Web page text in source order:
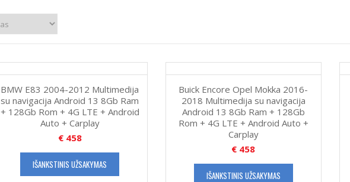
BMW E83 2004-2012 Multimedija
su navigacija Android 13 8Gb Ram
+ 128Gb Rom + 4G LTE + Android
Auto + Carplay
€458
IŠANKSTINIS UŽSAKYMAS
Buick Encore Opel Mokka 2016-
2018 Multimedija su navigacija
Android 13 8Gb Ram + 128Gb
Rom + 4G LTE + Android Auto +
Carplay
€ 458
IŠANKSTINIS UŽSAKYMAS